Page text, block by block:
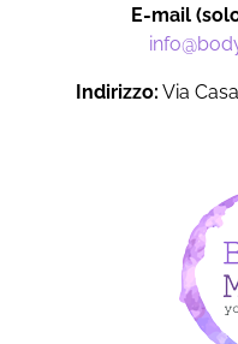
E-mail
Indirizzo: Via